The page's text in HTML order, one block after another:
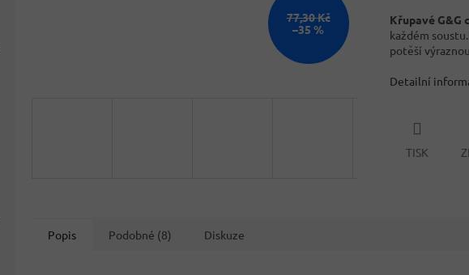
77,30 Kč
–35 %
Křupavé G&G
každém
potěší
Detailní
TISK
Popis Podobné (8) Diskuze